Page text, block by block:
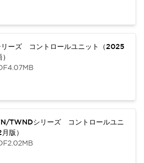
ーズ コントロールユニット（2025
4.07MB
TWNDシリーズ コントロールユニ
版）
2.02MB